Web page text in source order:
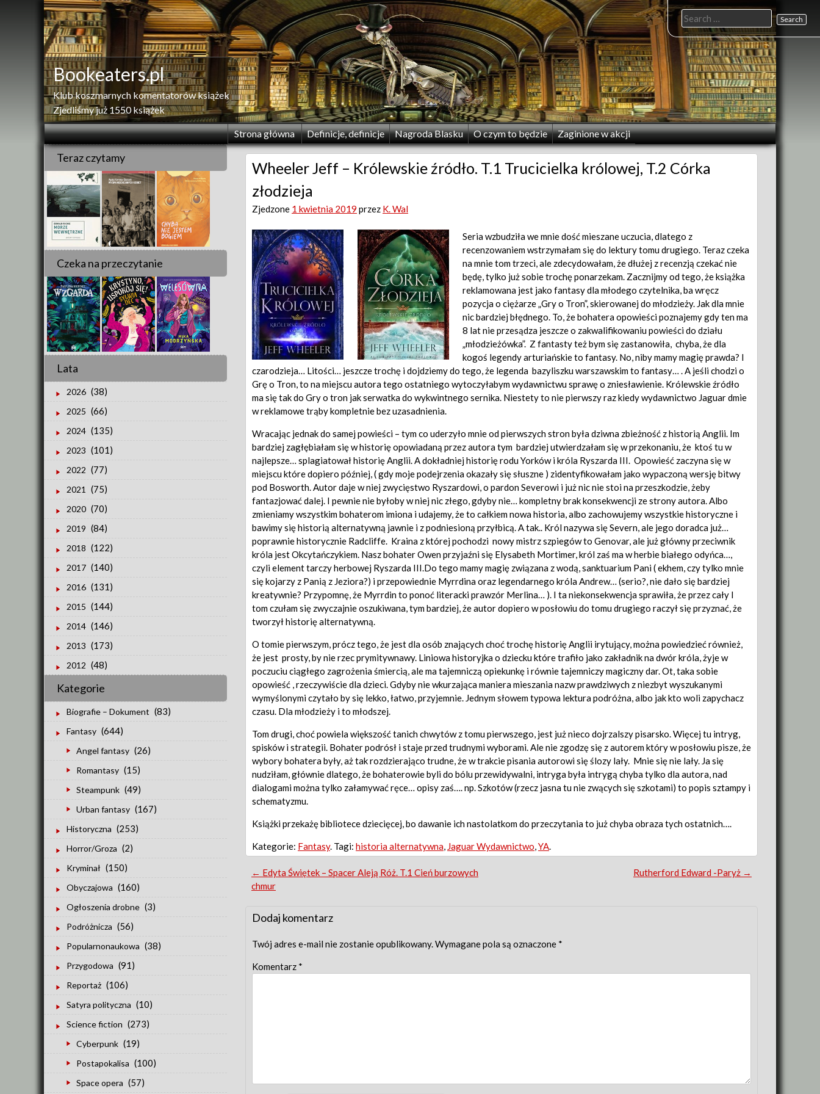
Bookeaters.pl
Klub koszmarnych komentatorów książek
Zjedliśmy już 1550 książek
Strona główna Definicje, definicje Nagroda Blasku O czym to będzie Zaginione w akcji
Search
for:
Wheeler Jeff – Królewskie źródło. T.1 Trucicielka królowej, T.2 Córka
złodzieja
Zjedzone 1 kwietnia 2019 przez K. Wal
Seria wzbudziła we mnie dość mieszane uczucia, dlatego z
recenzowaniem wstrzymałam się do lektury tomu drugiego. Teraz czeka
na mnie tom trzeci, ale zdecydowałam, że dłużej z recenzją czekać nie
będę, tylko już sobie trochę ponarzekam. Zacznijmy od tego, że książka
reklamowana jest jako fantasy dla młodego czytelnika, ba wręcz
pozycja o ciężarze „Gry o Tron”, skierowanej do młodzieży. Jak dla mnie
nic bardziej błędnego. To, że bohatera opowieści poznajemy gdy ten ma
8 lat nie przesądza jeszcze o zakwalifikowaniu powieści do działu
„młodzieżówka”. Z fantasty też bym się zastanowiła, chyba, że dla
kogoś legendy arturiańskie to fantasy. No, niby mamy magię prawda? I
czarodzieja… Litości… jeszcze trochę i dojdziemy do tego, że legenda bazyliszku warszawskim to fantasy… . A jeśli chodzi o
Grę o Tron, to na miejscu autora tego ostatniego wytoczyłabym wydawnictwu sprawę o zniesławienie. Królewskie źródło
ma się tak do Gry o tron jak serwatka do wykwintnego sernika. Niestety to nie pierwszy raz kiedy wydawnictwo Jaguar dmie
w reklamowe trąby kompletnie bez uzasadnienia.
Wracając jednak do samej powieści – tym co uderzyło mnie od pierwszych stron była dziwna zbieżność z historią Anglii. Im
bardziej zagłębiałam się w historię opowiadaną przez autora tym bardziej utwierdzałam się w przekonaniu, że ktoś tu w
najlepsze… splagiatował historię Anglii. A dokładniej historię rodu Yorków i króla Ryszarda III. Opowieść zaczyna się w
miejscu które dopiero później, ( gdy moje podejrzenia okazały się słuszne ) zidentyfikowałam jako wypaczoną wersję bitwy
pod Bosworth. Autor daje w niej zwycięstwo Ryszardowi, o pardon Severowi i już nic nie stoi na przeszkodzie, żeby
fantazjować dalej. I pewnie nie byłoby w niej nic złego, gdyby nie… kompletny brak konsekwencji ze strony autora. Albo
zmieniamy wszystkim bohaterom imiona i udajemy, że to całkiem nowa historia, albo zachowujemy wszystkie historyczne i
bawimy się historią alternatywną jawnie i z podniesioną przyłbicą. A tak.. Król nazywa się Severn, ale jego doradca już…
poprawnie historycznie Radcliffe. Kraina z której pochodzi nowy mistrz szpiegów to Genovar, ale już główny przeciwnik
króla jest Okcytańczykiem. Nasz bohater Owen przyjaźni się Elysabeth Mortimer, król zaś ma w herbie białego odyńca…,
czyli element tarczy herbowej Ryszarda III.Do tego mamy magię związana z wodą, sanktuarium Pani ( ekhem, czy tylko mnie
się kojarzy z Panią z Jeziora?) i przepowiednie Myrrdina oraz legendarnego króla Andrew… (serio?, nie dało się bardziej
kreatywnie? Przypomnę, że Myrrdin to ponoć literacki prawzór Merlina… ). I ta niekonsekwencja sprawiła, że przez cały I
tom czułam się zwyczajnie oszukiwana, tym bardziej, że autor dopiero w posłowiu do tomu drugiego raczył się przyznać, że
tworzył historię alternatywną.
O tomie pierwszym, prócz tego, że jest dla osób znających choć trochę historię Anglii irytujący, można powiedzieć również,
że jest prosty, by nie rzec prymitywnawy. Liniowa historyjka o dziecku które trafiło jako zakładnik na dwór króla, żyje w
poczuciu ciągłego zagrożenia śmiercią, ale ma tajemniczą opiekunkę i równie tajemniczy magiczny dar. Ot, taka sobie
opowieść , rzeczywiście dla dzieci. Gdyby nie wkurzająca maniera mieszania nazw prawdziwych z niezbyt wyszukanymi
wymyślonymi czytało by się lekko, łatwo, przyjemnie. Jednym słowem typowa lektura podróżna, albo jak kto woli zapychacz
czasu. Dla młodzieży i to młodszej.
Tom drugi, choć powiela większość tanich chwytów z tomu pierwszego, jest już nieco dojrzalszy pisarsko. Więcej tu intryg,
spisków i strategii. Bohater podrósł i staje przed trudnymi wyborami. Ale nie zgodzę się z autorem który w posłowiu pisze, że
wybory bohatera były, aż tak rozdzierająco trudne, że w trakcie pisania autorowi się ślozy lały. Mnie się nie lały. Ja się
nudziłam, głównie dlatego, że bohaterowie byli do bólu przewidywalni, intryga była intrygą chyba tylko dla autora, nad
dialogami można tylko załamywać ręce… opisy zaś…. np. Szkotów (rzecz jasna tu nie zwących się szkotami) to popis sztampy i
schematyzmu.
Książki przekażę bibliotece dziecięcej, bo dawanie ich nastolatkom do przeczytania to już chyba obraza tych ostatnich….
Kategorie: Fantasy. Tagi: historia alternatywna Jaguar Wydawnictwo YA
Post
← Edyta Świętek – Spacer Aleją Róż. T.1 Cień burzowych
chmur
Rutherford Edward -Paryż →
Dodaj komentarz
Twój adres e-mail nie zostanie opublikowany.Wymagane pola są oznaczone *
Komentarz *
Teraz czytamy
Czeka na przeczytanie
Lata
2026 (38)
2025 (66)
2024 (135)
2023 (101)
2022 (77)
2021 (75)
2020 (70)
2019 (84)
2018 (122)
2017 (140)
2016 (131)
2015 (144)
2014 (146)
2013 (173)
2012 (48)
Kategorie
Biografie – Dokument (83)
Fantasy (644)
Angel fantasy (26)
Romantasy (15)
Steampunk (49)
Urban fantasy (167)
Historyczna (253)
Horror/Groza (2)
Kryminał (150)
Obyczajowa (160)
Ogłoszenia drobne (3)
Podróżnicza (56)
Popularnonaukowa (38)
Przygodowa (91)
Reportaż (106)
Satyra polityczna (10)
Science fiction (273)
Cyberpunk (19)
Postapokalisa (100)
Space opera (57)